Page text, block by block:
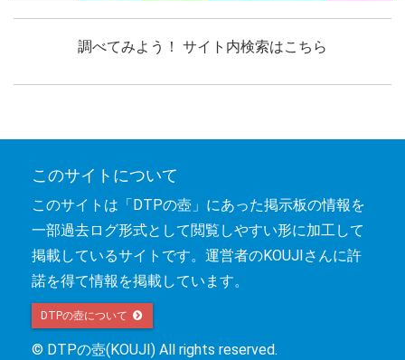
調べてみよう！ サイト内検索はこちら
このサイトについて
このサイトは「DTPの壺」にあった掲示板の情報を
一部過去ログ形式として閲覧しやすい形に加工して
掲載しているサイトです。運営者のKOUJIさんに許
諾を得て情報を掲載しています。
DTPの壺について
© DTPの壺(KOUJI) All rights reserved.